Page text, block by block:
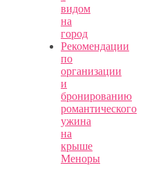
видом
на
город
Рекомендации
по
организации
и
бронированию
романтического
ужина
на
крыше
Меноры